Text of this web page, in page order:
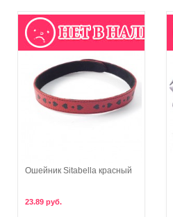
Ошейник Sitabella красный
23.89 руб.